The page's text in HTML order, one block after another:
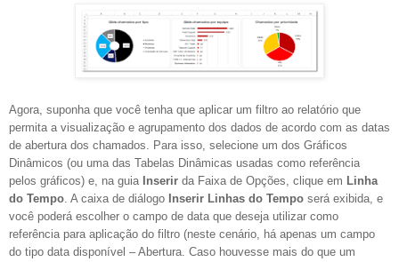
Agora, suponha que você tenha que aplicar um filtro ao relatório que
permita a visualização e agrupamento dos dados de acordo com as datas
de abertura dos chamados. Para isso, selecione um dos Gráficos
Dinâmicos (ou uma das Tabelas Dinâmicas usadas como referência
pelos gráficos) e, na guia
Inserir da Faixa de Opções, clique em Linha
do Tempo . A caixa de diálogo Inserir Linhas do Tempo será exibida, e
você poderá escolher o campo de data que deseja utilizar como
referência para aplicação do filtro (neste cenário, há apenas um campo
do tipo data disponível – Abertura. Caso houvesse mais do que um